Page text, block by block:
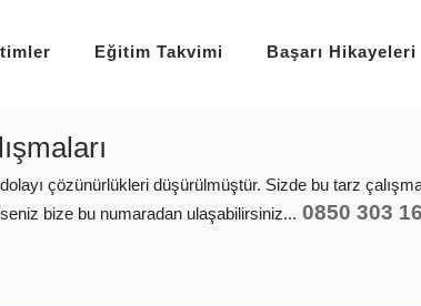
Eğitim Takvimi Başarı Hikayeleri
çözünürlükleri düşürülmüştür. Sizde bu tarz
bize bu numaradan ulaşabilirsiniz... 0850 303